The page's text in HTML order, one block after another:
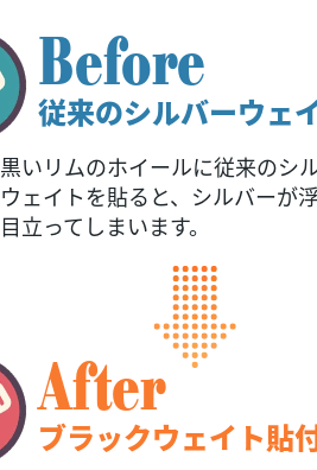
Before
従来のシルバーウェ
黒いリムのホイールに従来のシ
ウェイトを貼ると、シルバーが
目立ってしまいます。
After
ブラックウェイト貼